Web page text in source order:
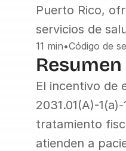
Puerto Rico,
servicios de
11 min•Código de
Resumen
El incentivo de
2031.01(A)-
tratamiento
atienden a